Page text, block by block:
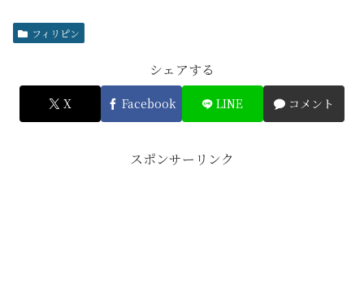
フィリピン
シェアする
X Facebook LINE コメント
スポンサーリンク